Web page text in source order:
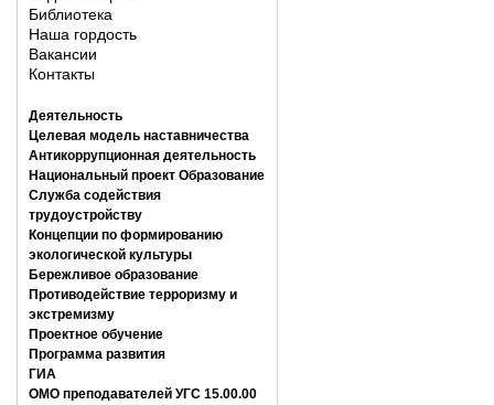
Библиотека
Наша гордость
Вакансии
Контакты
Деятельность
Целевая модель наставничества
Антикоррупционная деятельность
Национальный проект Образование
Служба содействия
трудоустройству
Концепции по формированию
экологической культуры
Бережливое образование
Противодействие терроризму и
экстремизму
Проектное обучение
Программа развития
ГИА
ОМО преподавателей УГС 15.00.00